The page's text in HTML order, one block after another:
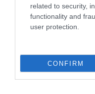
related to security,
functionality and
user protection.
CONFIRM
235 43